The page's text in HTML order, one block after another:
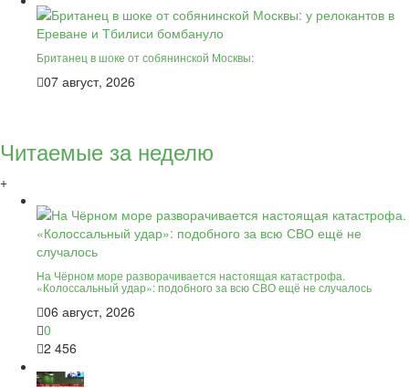
Британец в шоке от собянинской Москвы:
07 август, 2026
Читаемые за неделю
+
На Чёрном море разворачивается настоящая катастрофа.
«Колоссальный удар»: подобного за всю СВО ещё не случалось
06 август, 2026
0
2 456